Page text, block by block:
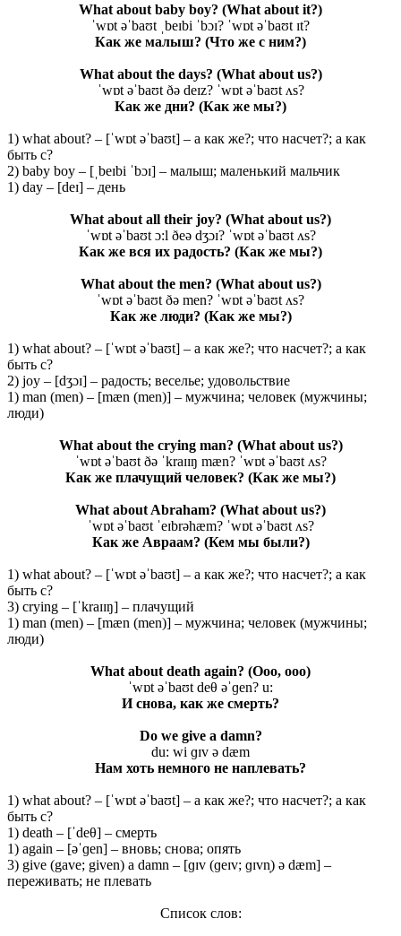
What about baby boy? (What about it?)
ˈwɒt əˈbaʊt ˌbeɪbi ˈbɔɪ? ˈwɒt əˈbaʊt ɪt?
Как же малыш? (Что же с ним?)
What about the days? (What about us?)
ˈwɒt əˈbaʊt ðə deɪz? ˈwɒt əˈbaʊt ʌs?
Как же дни? (Как же мы?)
1) what about? – [ˈwɒt əˈbaʊt] – а как же?; что насчет?; а как
быть с?
2) baby boy – [ˌbeɪbi ˈbɔɪ] – малыш; маленький мальчик
1) day – [deɪ] – день
What about all their joy? (What about us?)
ˈwɒt əˈbaʊt ɔ:l ðeə dʒɔɪ? ˈwɒt əˈbaʊt ʌs?
Как же вся их радость? (Как же мы?)
What about the men? (What about us?)
ˈwɒt əˈbaʊt ðə men? ˈwɒt əˈbaʊt ʌs?
Как же люди? (Как же мы?)
1) what about? – [ˈwɒt əˈbaʊt] – а как же?; что насчет?; а как
быть с?
2) joy – [dʒɔɪ] – радость; веселье; удовольствие
1) man (men) – [mæn (men)] – мужчина; человек (мужчины;
люди)
What about the crying man? (What about us?)
ˈwɒt əˈbaʊt ðə ˈkraɪɪŋ mæn? ˈwɒt əˈbaʊt ʌs?
Как же плачущий человек? (Как же мы?)
What about Abraham? (What about us?)
ˈwɒt əˈbaʊt ˈeɪbrəhæm? ˈwɒt əˈbaʊt ʌs?
Как же Авраам? (Кем мы были?)
1) what about? – [ˈwɒt əˈbaʊt] – а как же?; что насчет?; а как
быть с?
3) crying – [ˈkraɪɪŋ] – плачущий
1) man (men) – [mæn (men)] – мужчина; человек (мужчины;
люди)
What about death again? (Ooo, ooo)
ˈwɒt əˈbaʊt deθ əˈɡen? u:
И снова, как же смерть?
Do we give a damn?
du: wi ɡɪv ə dæm
Нам хоть немного не наплевать?
1) what about? – [ˈwɒt əˈbaʊt] – а как же?; что насчет?; а как
быть с?
1) death – [ˈdeθ] – смерть
1) again – [əˈɡen] – вновь; снова; опять
3) give (gave; given) a damn – [ɡɪv (ɡeɪv; ɡɪvn̩) ə dæm] –
переживать; не плевать
Список слов: